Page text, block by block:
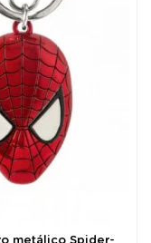
metálico Spider-